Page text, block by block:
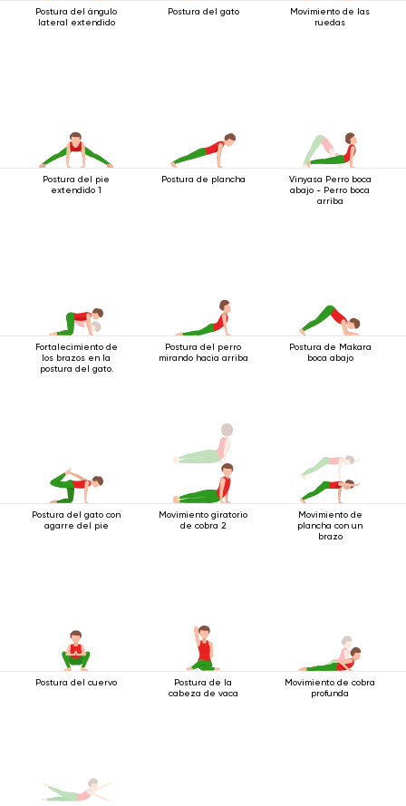
Postura del ángulo
lateral extendido
Postura del gato
Movimiento de las
ruedas
Postura del pie
extendido 1
Postura de plancha
Vinyasa Perro boca
abajo - Perro boca
arriba
Fortalecimiento de
los brazos en la
postura del gato.
Postura del perro
mirando hacia arriba
Postura de Makara
boca abajo
Postura del gato con
agarre del pie
Movimiento giratorio
de cobra 2
Movimiento de
plancha con un
brazo
Postura del cuervo
Postura de la
cabeza de vaca
Movimiento de cobra
profunda